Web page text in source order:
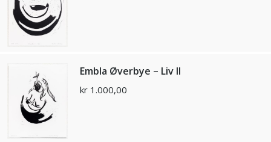
Embla Øverbye – Liv II
kr 1.000,00